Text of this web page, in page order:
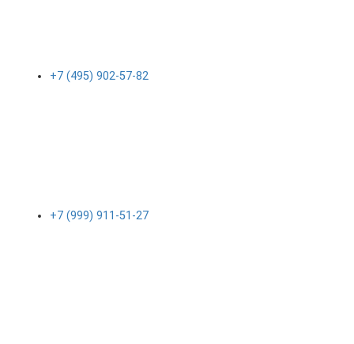
+7 (495) 902-57-82
+7 (999) 911-51-27